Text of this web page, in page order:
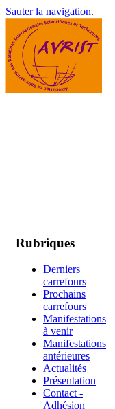
Sauter la navigation.
Rubriques
Derniers
carrefours
Prochains
carrefours
Manifestations
à venir
Manifestations
antérieures
Actualités
Présentation
Contact -
Adhésion